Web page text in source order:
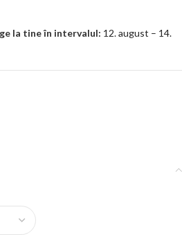
la tine în intervalul: 12. august – 14.